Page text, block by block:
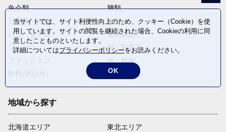
魚介類
麺類
日用品・雑貨
野菜
パン・菓子類
電化製品
フルーツ
卵・乳製品
返礼品なし
地域から探す
北海道エリア
東北エリア
当サイトでは、サイト利便性向上のため、クッキー（Cookie）を使
用しています。サイトの閲覧を継続された場合、Cookieの利用に同
意したことものといたします。
詳細についてはプライバシーポリシーをお読みください。
OK